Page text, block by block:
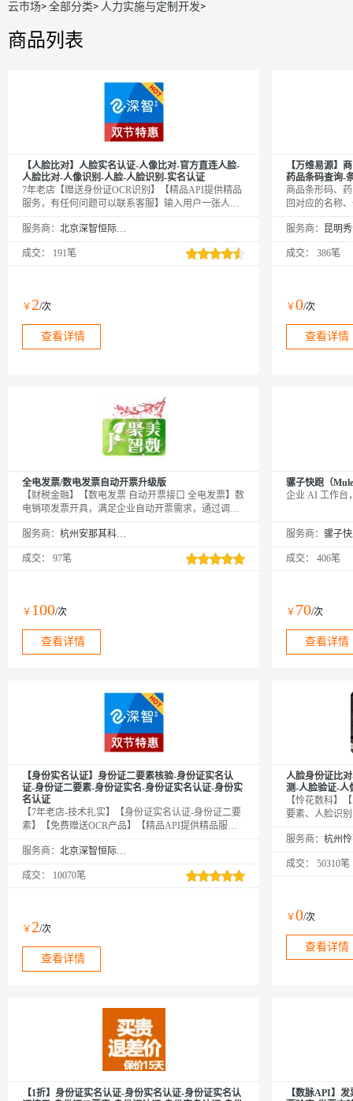
云市场>全部分类> 人力实施与定制开发>
商品列表
【人脸比对】人脸实名认证-人像比对-官方直连人脸-
人脸比对-人像识别-人脸-人脸识别-实名认证
7年老店【赠送身份证OCR识别】【精品API提供精品
服务，有任何问题可以联系客服】输入用户一张人脸
权威比对核验，返回比对分值。直连官方，数据稳定
证-公安人脸核验-实名认证-人证比对实名核验-身份实
认证》
服务商： 北京深智恒际科技有限公司
成交： 191笔
￥ 2/次
查看详情
【万维易源】
药品条码查询-
商品条形码、
回对应的名称
费者权益。【
服务商：
成交： 386笔
￥0/次
查看详情
全电发票/数电发票自动开票升级版
【财税金融】【数电发票 自动开票接口 全电发票】数
电销项发票开具，满足企业自动开票需求，通过调用
支持数电普票、数电专票发票开具。（温馨提示：测
按次计费。—— 我们只做精品！
服务商： 杭州安那其科技有限公司
成交： 97笔
￥ 100/次
查看详情
骡子快跑（
企业 AI 工作台
服务商：
成交： 406笔
￥ 70/次
查看详情
【身份实名认证】身份证二要素核验-身份证实名认
证-身份证二要素-身份证实名-身份证实名认证-身份实
名认证
【7年老店-技术扎实】【身份证实名认证-身份证二要
素】【免费赠送OCR产品】【精品API提供精品服
证号码是否一致，进而核验个人身份真伪。身份实名
证-身份证实名认证查询-身份实名认证-中国港澳台身
服务商： 北京深智恒际科技有限公司
成交： 10070笔
￥ 2/次
查看详情
人脸身份证比
测-人脸验证-人
【怜花数科】
要素、人脸识
及人脸照片，
服务商：
成交： 50310笔
￥0/次
查看详情
【1折】身份证实名认证-身份实名认证-身份证实名认
【数脉API】